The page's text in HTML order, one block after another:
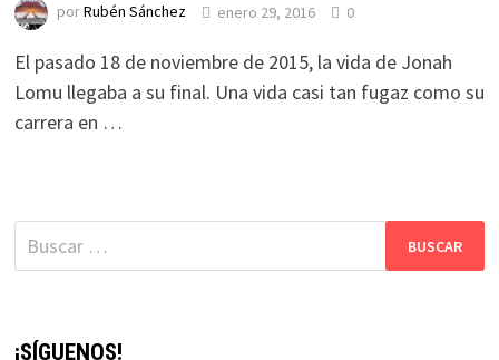
porRubén Sánchez enero 29, 2016 0
El pasado 18 de noviembre de 2015, la vida de Jonah
Lomu llegaba a su final. Una vida casi tan fugaz como su
carrera en …
Buscar:
¡SÍGUENOS!